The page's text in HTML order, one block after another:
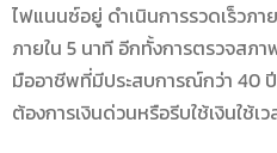
ไฟแนนซ์อยู่ ดำเนินการรวดเร็วภา
ภายใน 5 นาที อีกทั้งการตรวจสภ
มืออาชีพที่มีประสบการณ์กว่า 40 ปี
ต้องการเงินด่วนหรือรีบใช้เงินใช้เ